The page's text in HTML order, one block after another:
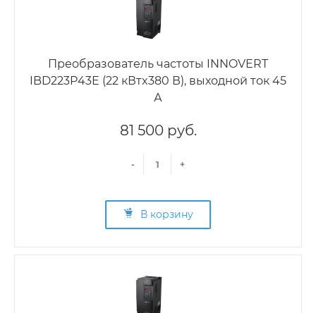
Преобразователь частоты INNOVERT
IBD223P43E (22 кВтx380 В), выходной ток 45
А
81 500 руб.
- +
В корзину